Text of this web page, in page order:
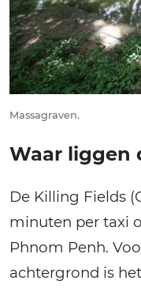
Massagraven.
Waar liggen
De Killing Fields
minuten per taxi
Phnom Penh.
achtergrond is